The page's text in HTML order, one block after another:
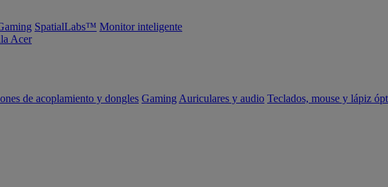
SpatialLabs™ Monitor inteligente
Acer
de acoplamiento y dongles Gaming Auriculares y audio Teclados, mouse y lápiz